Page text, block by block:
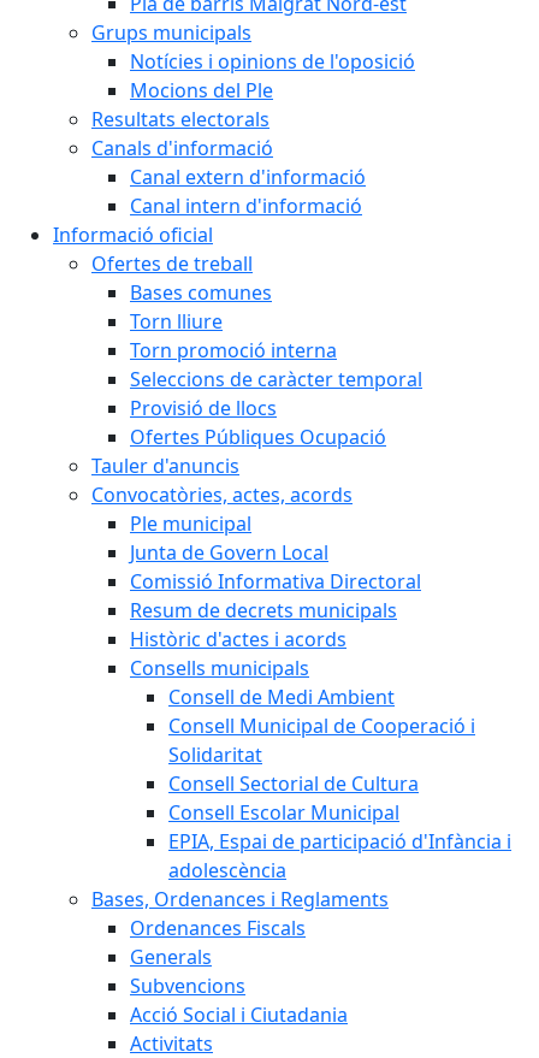
Grups municipals
Notícies i opinions de l'oposició
Mocions del Ple
Resultats electorals
Canals d'informació
Canal extern d'informació
Canal intern d'informació
Informació oficial
Ofertes de treball
Bases comunes
Torn lliure
Torn promoció interna
Seleccions de caràcter temporal
Provisió de llocs
Ofertes Públiques Ocupació
Tauler d'anuncis
Convocatòries, actes, acords
Ple municipal
Junta de Govern Local
Comissió Informativa Directoral
Resum de decrets municipals
Històric d'actes i acords
Consells municipals
Consell de Medi Ambient
Consell Municipal de Cooperació i
Solidaritat
Consell Sectorial de Cultura
Consell Escolar Municipal
EPIA, Espai de participació d'Infància i
adolescència
Bases, Ordenances i Reglaments
Ordenances Fiscals
Generals
Subvencions
Acció Social i Ciutadania
Activitats